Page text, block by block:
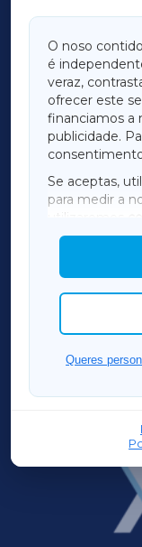
O noso
é
veraz,
ofrecer este
financiamos a
publicidade.
Se aceptas,
para medir a
utilizaremos
mostrar
Así mesmo,
cookies que
Queres